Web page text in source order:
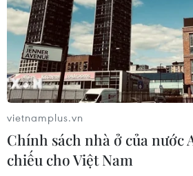
07/08/2026 12:16
Cảnh báo lũ trên lưu vực sông
tại trạm Yên Bái
07/08/2026 11:51
Gỡ khó khăn triển khai dự án
vietnamplus.vn
Chính sách nhà ở của nước
chiếu cho Việt Nam